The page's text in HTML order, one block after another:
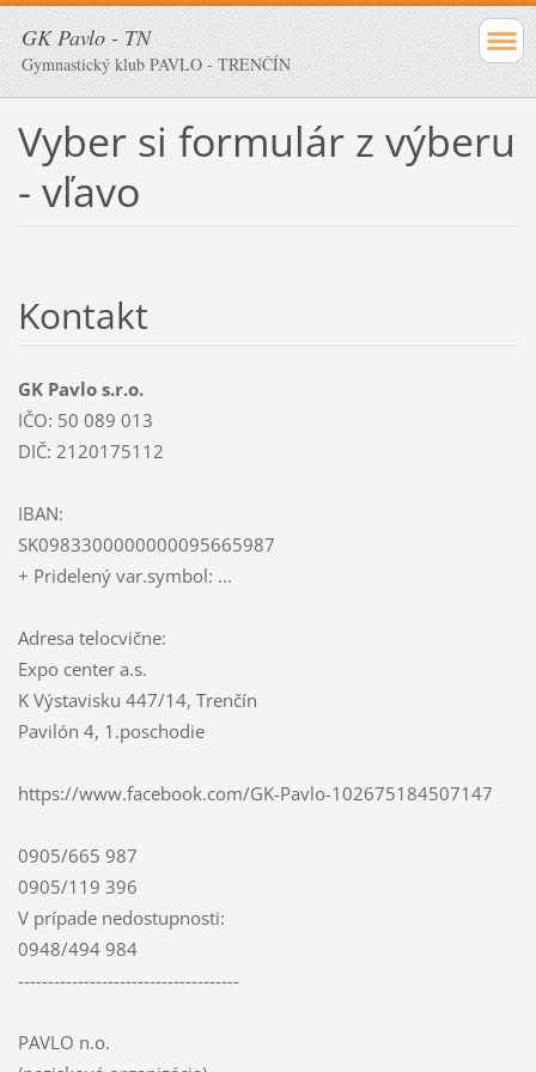
GK Pavlo - TN
Gymnastický klub PAVLO - TRENČÍN
Vyber si formulár z výberu
- vľavo
Kontakt
GK Pavlo s.r.o.
IČO: 50 089 013
DIČ: 2120175112
IBAN:
SK0983300000000095665987
+ Pridelený var.symbol: ...
Adresa telocvične:
Expo center a.s.
K Výstavisku 447/14, Trenčín
Pavilón 4, 1.poschodie
https://www.facebook.com/GK-Pavlo-102675184507147
0905/665 987
0905/119 396
V prípade nedostupnosti:
0948/494 984
-------------------------------------
PAVLO n.o.